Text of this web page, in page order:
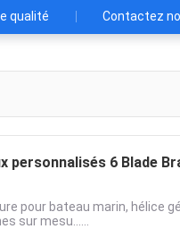
qualité Contactez
personnalisés 6 Blade
pour bateau marin, hélice
sur mesu......